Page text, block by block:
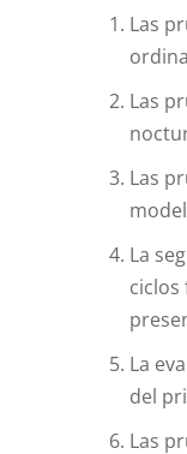
Las
Las
Las
La
La
del
Las